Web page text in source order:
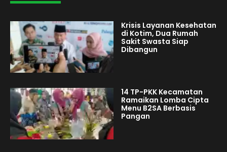
Krisis Layanan Kesehatan
di Kotim, Dua Rumah
Sakit Swasta Siap
Dibangun
14 TP-PKK Kecamatan
Ramaikan Lomba Cipta
Menu B2SA Berbasis
Pangan